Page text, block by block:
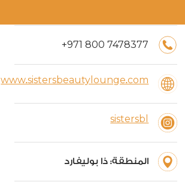
+971 800 7478377
www.sistersbeautylounge.com
sistersbl
المنطقة: ذا بوليفارد